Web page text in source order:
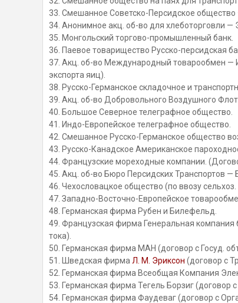
33. Смешанное Советско-Персидское общество
34. Анонимное акц. об-во для хлеботорговли —
35. Монгольский торгово-промышленный банк.
36. Паевое товарищество Русско-персидская
37. Акц. об-во Международный товарообмен —
экспорта яиц).
38. Русско-Германское складочное и
39. Акц. об-во Добровольного Воздушного
40. Большое Северное телеграфное общество.
41. Индо-Европейское телеграфное общество.
42. Смешанное Русско-Германское общество
43. Русско-Канадское Американское
44. Французские мореходные компании.
45. Акц. об-во Бюро Персидских Транспортов —
46. Чехословацкое общество (по ввозу
47. Западно-Восточно-Европейское
48. Германская фирма Рубен и Билефельд.
49. Французская фирма Генеральная компания
тока).
50. Германская фирма МАН (договор с Госуд.
51. Шведская фирма Л. М. Эриксон (договор с
52. Германская фирма Всеобщая Компания
53. Германская фирма Тегель Борзиг (договор
54. Германская фирма Фаудеваг (договор с